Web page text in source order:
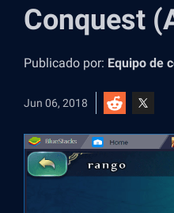
Conquest
Publicado por: Equipo de
Jun 06, 2018